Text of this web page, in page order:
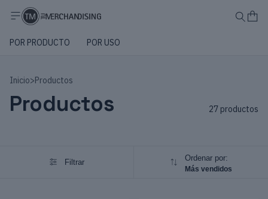
POR PRODUCTO POR USO
Inicio>Productos
Productos 27 productos
Filtrar Ordenar por:
Más vendidos